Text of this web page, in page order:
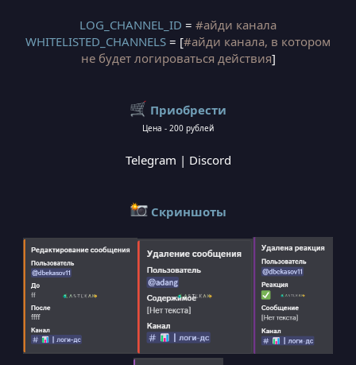
LOG_CHANNEL_ID = #айди канала
WHITELISTED_CHANNELS = [#aйди канала, в котором
не будет логироваться действия]
Приобрести
Цена - 200 рублей
Telegram | Discord
Скриншоты